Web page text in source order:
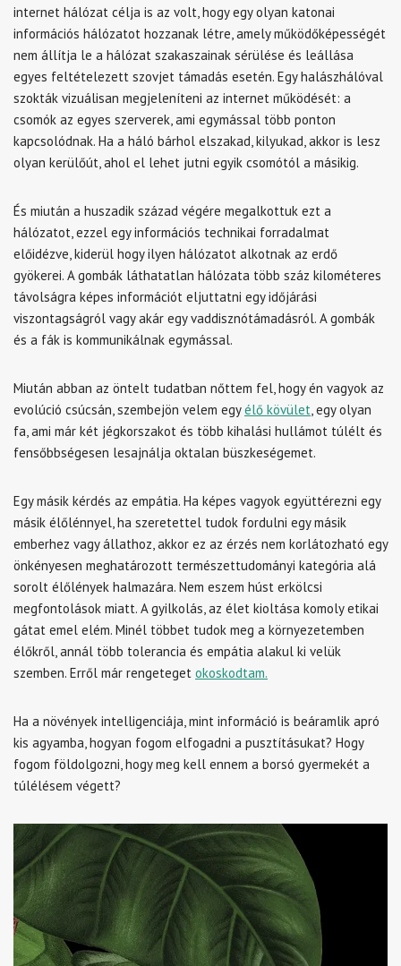
internet hálózat célja is az volt, hogy egy olyan katonai
információs hálózatot hozzanak létre, amely működőképességét
nem állítja le a hálózat szakaszainak sérülése és leállása
egyes feltételezett szovjet támadás esetén. Egy halászhálóval
szokták vizuálisan megjeleníteni az internet működését: a
csomók az egyes szerverek, ami egymással több ponton
kapcsolódnak. Ha a háló bárhol elszakad, kilyukad, akkor is lesz
olyan kerülőút, ahol el lehet jutni egyik csomótól a másikig.
És miután a huszadik század végére megalkottuk ezt a
hálózatot, ezzel egy információs technikai forradalmat
előidézve, kiderül hogy ilyen hálózatot alkotnak az erdő
gyökerei. A gombák láthatatlan hálózata több száz kilométeres
távolságra képes információt eljuttatni egy időjárási
viszontagságról vagy akár egy vaddisznótámadásról. A gombák
és a fák is kommunikálnak egymással.
Miután abban az öntelt tudatban nőttem fel, hogy én vagyok az
evolúció csúcsán, szembejön velem egyélő kövület, egy olyan
fa, ami már két jégkorszakot és több kihalási hullámot túlélt és
fensőbbségesen lesajnálja oktalan büszkeségemet.
Egy másik kérdés az empátia. Ha képes vagyok együttérezni egy
másik élőlénnyel, ha szeretettel tudok fordulni egy másik
emberhez vagy állathoz, akkor ez az érzés nem korlátozható egy
önkényesen meghatározott természettudományi kategória alá
sorolt élőlények halmazára. Nem eszem húst erkölcsi
megfontolások miatt. A gyilkolás, az élet kioltása komoly etikai
gátat emel elém. Minél többet tudok meg a környezetemben
élőkről, annál több tolerancia és empátia alakul ki velük
szemben. Erről már rengeteget okoskodtam.
Ha a növények intelligenciája, mint információ is beáramlik apró
kis agyamba, hogyan fogom elfogadni a pusztításukat? Hogy
fogom földolgozni, hogy meg kell ennem a borsó gyermekét a
túlélésem végett?